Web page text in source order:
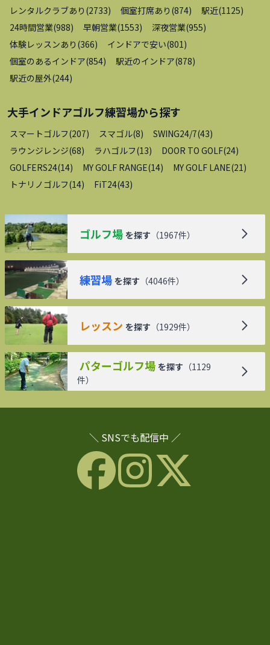
レンタルクラブあり (2733) 個室打席あり (874) 駅近(1125)
24時間営業(988) 早朝営業(1553) 深夜営業(955)
体験レッスンあり (366) インドアで安い(801 )
個室のあるインドア(854) 駅近のインドア(878)
駅近の屋外(244)
大手インドアゴルフ練習場から探す
スマートゴルフ(207) スマゴル(8) SWING24/7(43)
ラウンジレンジ(68) ラハゴルフ(13) DOOR TO GOLF(24)
GOLFERS24(14) MY GOLF RANGE(14) MY GOLF LANE(21 )
トナリノゴルフ(14) FiT24(43)
ゴルフ場 を探す （1967件）
練習場 を探す （4046件）
レッスン を探す （1929件）
パターゴルフ場 を探す （1129
件）
＼ SNSでも配信中 ／